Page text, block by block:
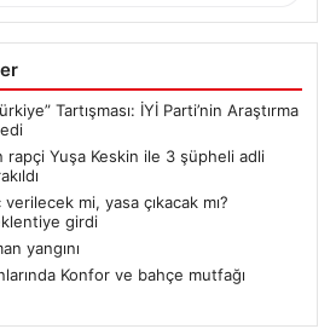
Tartışması: İYİ Parti’nin Araştırma
rapçi Yuşa Keskin ile 3 şüpheli adli
verilecek mi, yasa çıkacak mı?
girdi
yangını
Konfor ve bahçe mutfağı